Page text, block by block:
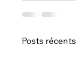
Posts récents